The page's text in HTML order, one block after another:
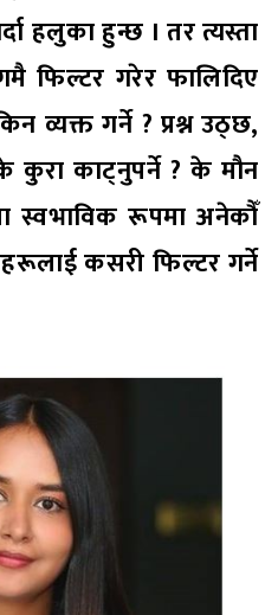
हलुका हुन्छ । तर त्यस्ता
फिल्टर गरेर फालिदिए
व्यक्त गर्ने ? प्रश्न उठ्छ,
कुरा काट्नुपर्ने ? के मौन
स्वभाविक रूपमा अनेकौँ
कसरी फिल्टर गर्ने